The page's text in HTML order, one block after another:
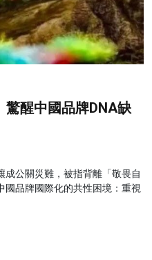
驚醒中國品牌DNA缺
公關災難，被指背離「敬畏自
品牌國際化的共性困境：重視